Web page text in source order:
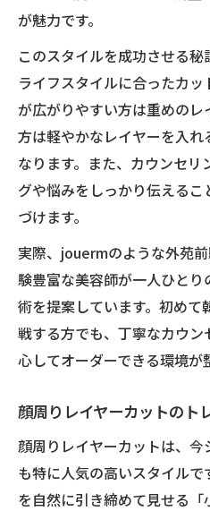
が魅力です。
このスタイルを成功させる秘
ライフスタイルに合ったカ
が広がりやすい方は重めの
方は軽やかなレイヤーを入れ
なります。また、カウンセ
グや悩みをしっかり伝える
づけます。
実際、jouermのような外苑
験豊富な美容師が一人ひと
術を提案しています。初め
戦する方でも、丁寧なカウ
心してオーダーできる環境が
顔周りレイヤーカットのト
顔周りレイヤーカットは、
も特に人気の高いスタイル
を自然に引き締めて見せる